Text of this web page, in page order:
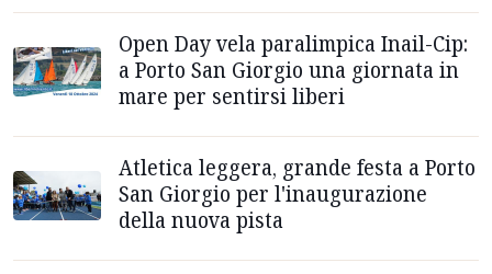
Open Day vela paralimpica Inail-Cip:
a Porto San Giorgio una giornata in
mare per sentirsi liberi
Atletica leggera, grande festa a Porto
San Giorgio per l'inaugurazione
della nuova pista